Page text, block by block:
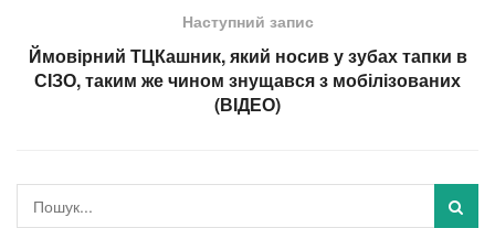
Наступний запис
Ймовірний ТЦКашник, який носив у зубах тапки в
СІЗО, таким же чином знущався з мобілізованих
(ВІДЕО)